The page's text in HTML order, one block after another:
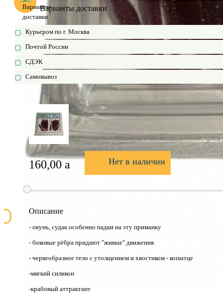
Варианты доставки
Курьером по г. Москва
Почтой России
СДЭК
Самовывоз
160,00 a Нет в наличии
Описание
- окунь, судак особенно падки на эту приманку
- боковые рёбра придают "живые" движения
- червеобразное тело с утолщением и хвостиком - копытце
-мягкий силикон
-крабовый аттрактант